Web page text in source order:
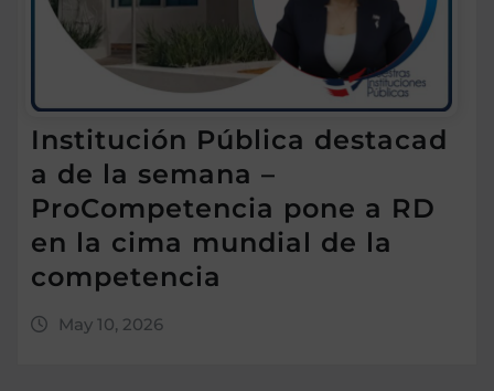
Institución Pública destacad
a de la semana –
ProCompetencia pone a RD
en la cima mundial de la
competencia
May 10, 2026